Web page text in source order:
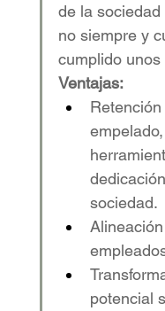
de la
no siempre y
cumplido
Ventajas:
sociedad.
potencial